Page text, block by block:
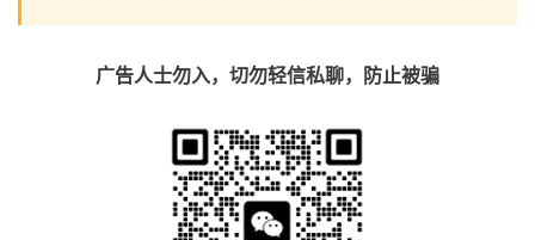
广告人士勿入，切勿轻信私聊，防止被骗